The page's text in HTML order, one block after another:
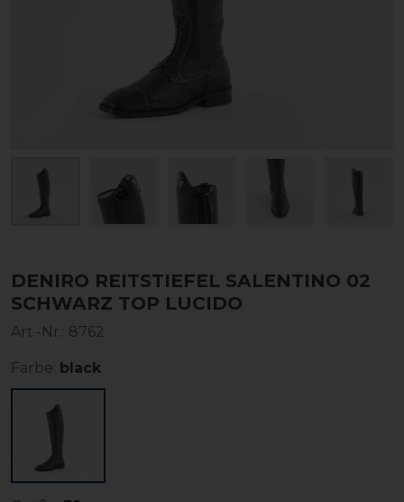
DENIRO REITSTIEFEL SALENTINO 02
SCHWARZ TOP LUCIDO
Art.-Nr.: 8762
Farbe: black